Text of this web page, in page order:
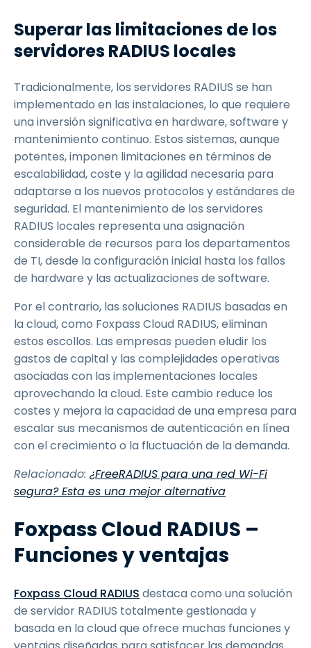
Superar las limitaciones de los
servidores RADIUS locales
Tradicionalmente, los servidores RADIUS se han
implementado en las instalaciones, lo que requiere
una inversión significativa en hardware, software y
mantenimiento continuo. Estos sistemas, aunque
potentes, imponen limitaciones en términos de
escalabilidad, coste y la agilidad necesaria para
adaptarse a los nuevos protocolos y estándares de
seguridad. El mantenimiento de los servidores
RADIUS locales representa una asignación
considerable de recursos para los departamentos
de TI, desde la configuración inicial hasta los fallos
de hardware y las actualizaciones de software.
Por el contrario, las soluciones RADIUS basadas en
la cloud, como Foxpass Cloud RADIUS, eliminan
estos escollos. Las empresas pueden eludir los
gastos de capital y las complejidades operativas
asociadas con las implementaciones locales
aprovechando la cloud. Este cambio reduce los
costes y mejora la capacidad de una empresa para
escalar sus mecanismos de autenticación en línea
con el crecimiento o la fluctuación de la demanda.
Relacionado: ¿FreeRADIUS para una red Wi-Fi
segura? Esta es una mejor alternativa
Foxpass Cloud RADIUS –
Funciones y ventajas
Foxpass Cloud RADIUS destaca como una solución
de servidor RADIUS totalmente gestionada y
basada en la cloud que ofrece muchas funciones y